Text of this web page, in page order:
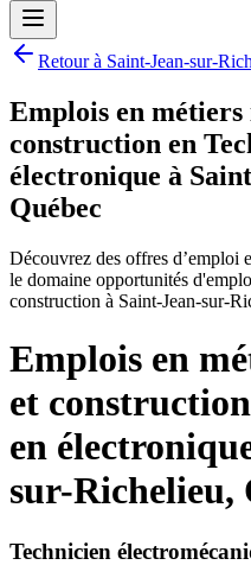
Retour à Saint-Jean-sur-
Emplois en
construction en
électronique à
Québec
Découvrez des offres d’emploi
le domaine opportunités
construction à Saint-Jean-sur-
Emplois en
et
en
sur-Richelieu,
Technicien